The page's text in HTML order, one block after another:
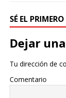
SÉ EL
Dejar
Tu dirección de
Comentario